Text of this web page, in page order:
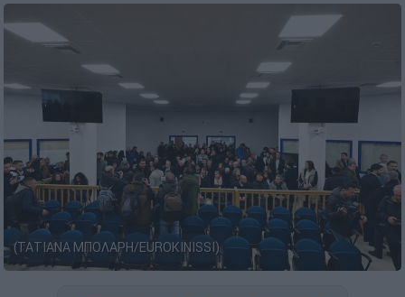
(ΤΑΤΙΑΝΑ ΜΠΟΛΑΡΗ/EUROKINISSI)